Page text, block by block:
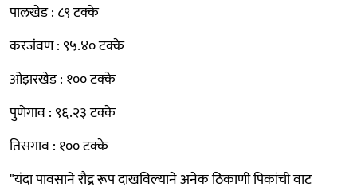
पालखेड : ८९ टक्के
करजंवण : ९५.४० टक्के
ओझरखेड : १०० टक्के
पुणेगाव : ९६.२३ टक्के
तिसगाव : १०० टक्के
"यंदा पावसाने रौद्र रूप दाखविल्याने अनेक ठिकाणी पिकांची वाट